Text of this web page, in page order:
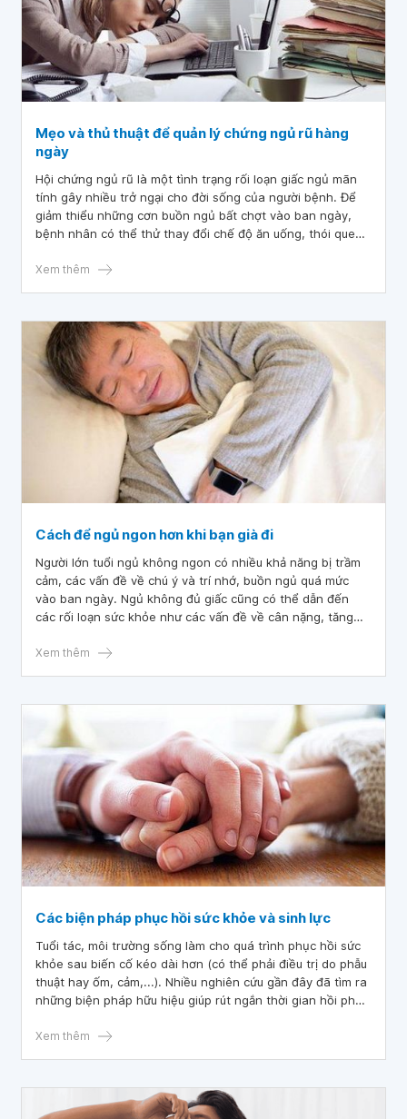
Mẹo và thủ thuật để quản lý chứng ngủ rũ hàng
ngày
Hội chứng ngủ rũ là một tình trạng rối loạn giấc ngủ mãn
tính gây nhiều trở ngại cho đời sống của người bệnh. Để
giảm thiểu những cơn buồn ngủ bất chợt vào ban ngày,
bệnh nhân có thể thử thay đổi chế độ ăn uống, thói quen
thuật được các chuyên gia giấc ngủ gợi ý để giúp người
Xem thêm
Cách để ngủ ngon hơn khi bạn già đi
Người lớn tuổi ngủ không ngon có nhiều khả năng bị trầm
cảm, các vấn đề về chú ý và trí nhớ, buồn ngủ quá mức
vào ban ngày. Ngủ không đủ giấc cũng có thể dẫn đến
các rối loạn sức khỏe như các vấn đề về cân nặng, tăng
đường, ung thư, ... Do đó làm sao để người cao tuổi ngủ
Xem thêm
Các biện pháp phục hồi sức khỏe và sinh lực
Tuổi tác, môi trường sống làm cho quá trình phục hồi sức
khỏe sau biến cố kéo dài hơn (có thể phải điều trị do phẫu
thuật hay ốm, cảm,...). Nhiều nghiên cứu gần đây đã tìm ra
những biện pháp hữu hiệu giúp rút ngắn thời gian hồi phục
Xem thêm